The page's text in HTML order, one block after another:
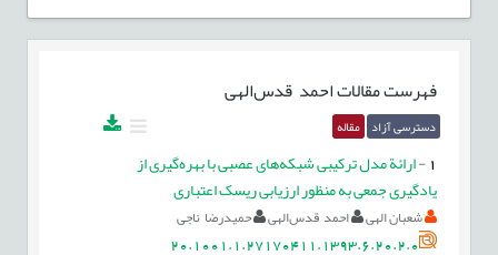
فهرست مقالاتاحمد قدس‌الهی
دسترسی آزاد مقاله
-ارائة مدل ترکیبی شبکه‌های عصبی با بهره‌گیری از
یادگیری جمعی به منظور ارزیابی ریسک اعتباری
شعبان الهی احمد قدس‌الهی حمیدرضا ناجی
20.1001.1.27170411.1393.6.20.2.0